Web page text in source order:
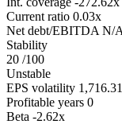
Current ratio 0.03x
Net debt/EBITDA N/A
Stability
20 /100
Unstable
EPS volatility
Profitable years 0
Beta -2.62x